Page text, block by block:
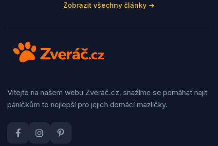
Zobrazit všechny články →
Vítejte na našem webu Zveráč.cz, snažíme se pomáhat najít
páníčkům to nejlepší pro jejich domácí mazlíčky.